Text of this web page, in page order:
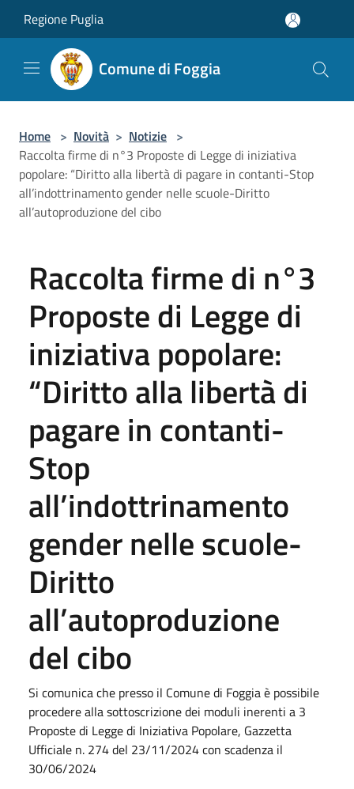
Regione Puglia
Comune di Foggia
Home > Novità > Notizie >
Raccolta firme di n°3 Proposte di Legge di iniziativa
popolare: “Diritto alla libertà di pagare in contanti-Stop
all’indottrinamento gender nelle scuole-Diritto
all’autoproduzione del cibo
Raccolta firme di n°3
Proposte di Legge di
iniziativa popolare:
“Diritto alla libertà di
pagare in contanti-
Stop
all’indottrinamento
gender nelle scuole-
Diritto
all’autoproduzione
del cibo
Si comunica che presso il Comune di Foggia è possibile
procedere alla sottoscrizione dei moduli inerenti a 3
Proposte di Legge di Iniziativa Popolare, Gazzetta
Ufficiale n. 274 del 23/11/2024 con scadenza il
30/06/2024